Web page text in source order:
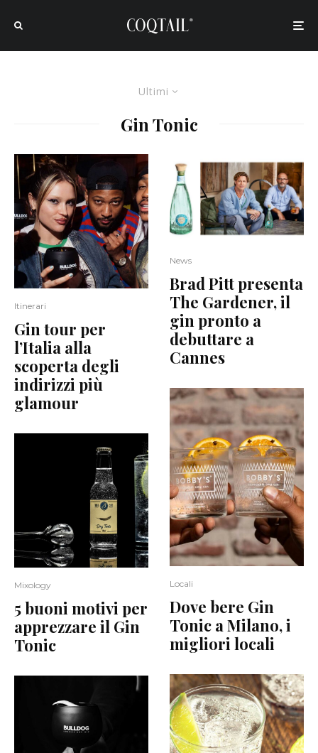
Ultimi
Gin Tonic
Itinerari
Gin tour per
l’Italia alla
scoperta degli
indirizzi più
glamour
Mixology
5 buoni motivi per
apprezzare il Gin
Tonic
News
Brad Pitt presenta
The Gardener, il
gin pronto a
debuttare a
Cannes
Locali
Dove bere Gin
Tonic a Milano, i
migliori locali